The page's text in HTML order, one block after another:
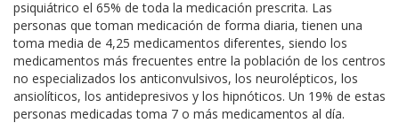
psiquiátrico el 65% de toda la medicación prescrita. Las
personas que toman medicación de forma diaria, tienen una
toma media de 4,25 medicamentos diferentes, siendo los
medicamentos más frecuentes entre la población de los centros
no especializados los anticonvulsivos, los neurolépticos, los
ansiolíticos, los antidepresivos y los hipnóticos. Un 19% de estas
personas medicadas toma 7 o más medicamentos al día.